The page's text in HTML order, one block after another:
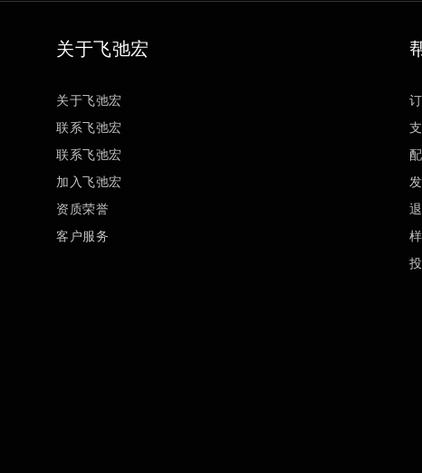
关于飞弛宏
关于飞弛宏
联系飞弛宏
联系飞弛宏
加入飞弛宏
资质荣誉
客户服务